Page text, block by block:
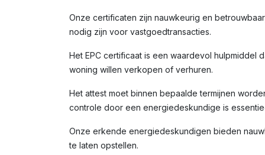
Onze certificaten zijn nauwkeurig en
nodig zijn voor vastgoedtransacties.
Het EPC certificaat is een waardevol hulpmiddel
woning willen verkopen of verhuren.
Het attest moet binnen bepaalde termijnen
controle door een energiedeskundige is
Onze erkende energiedeskundigen bieden
te laten opstellen.